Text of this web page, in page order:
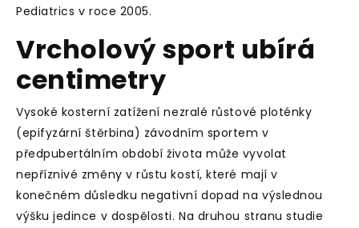
Pediatrics v roce 2005.
Vrcholový sport ubírá
centimetry
Vysoké kosterní zatížení nezralé růstové ploténky
(epifyzární štěrbina) závodním sportem v
předpubertálním období života může vyvolat
nepříznivé změny v růstu kostí, které mají v
konečném důsledku negativní dopad na výslednou
výšku jedince v dospělosti. Na druhou stranu studie